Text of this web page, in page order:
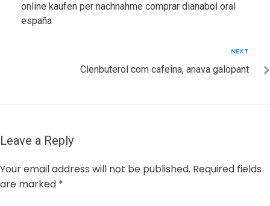
online kaufen per nachnahme comprar dianabol oral
españa
NEXT
Clenbuterol com cafeina, anava galopant
Leave a Reply
Your email address will not be published. Required fields
are marked *